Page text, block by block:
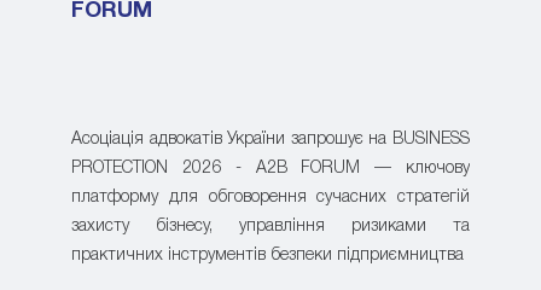
FORUM
Асоціація адвокатів України запрошує на BUSINESS
PROTECTION 2026 - A2B FORUM — ключову
платформу для обговорення сучасних стратегій
захисту бізнесу, управління ризиками та
практичних інструментів безпеки підприємництва